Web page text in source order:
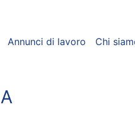
Annunci di lavoro Chi